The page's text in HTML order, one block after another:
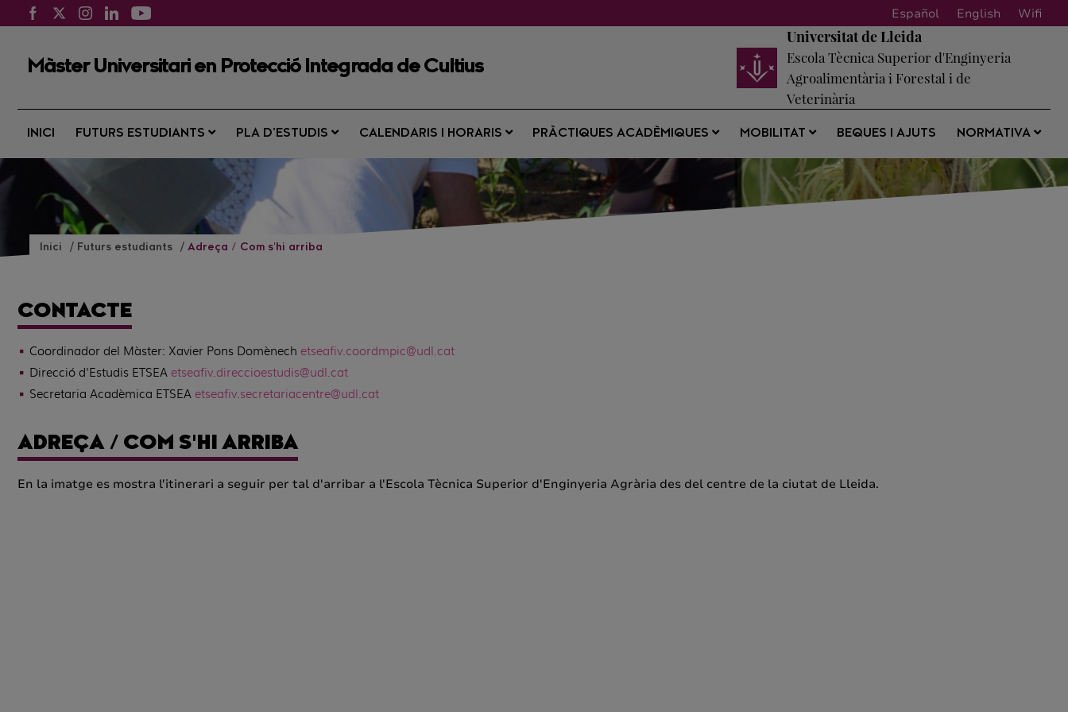
Español English Wifi
Màster Universitari en Protecció Integrada de Cultius
Universitat de Lleida
Escola Tècnica Superior d'Enginyeria
Agroalimentària i Forestal i de
Veterinària
INICI FUTURS ESTUDIANTS PLA D’ESTUDIS CALENDARIS I HORARIS PRÀCTIQUES ACADÈMIQUES MOBILITAT BEQUES I AJUTS NORMATIVA
Inici Futurs estudiants Adreça / Com s'hi arriba
CONTACTE
Coordinador del Màster: Xavier Pons Domènech etseafiv.coordmpic@udl.cat
Direcció d'Estudis ETSEA etseafiv.direccioestudis@udl.cat
Secretaria Acadèmica ETSEA etseafiv.secretariacentre@udl.cat
ADREÇA / COM S'HI ARRIBA
En la imatge es mostra l'itinerari a seguir per tal d'arribar a l'Escola Tècnica Superior d'Enginyeria Agrària des del centre de la ciutat de Lleida.